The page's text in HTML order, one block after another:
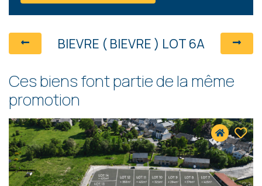
BIEVRE ( BIEVRE ) LOT 6A
Ces biens font partie de la même
promotion